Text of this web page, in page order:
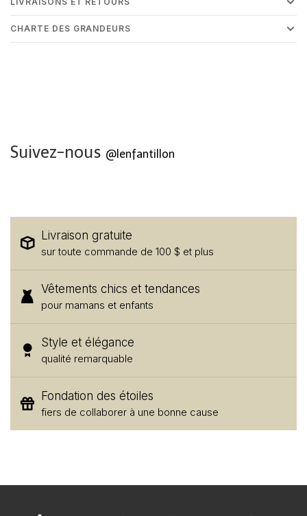
CHARTE DES GRANDEURS
Suivez-nous @lenfantillon
Livraison gratuite
sur toute commande de 100 $ et plus
Vêtements chics et tendances
pour mamans et enfants
Style et élégance
qualité remarquable
Fondation des étoiles
fiers de collaborer à une bonne cause